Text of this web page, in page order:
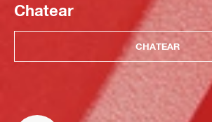
Chatear
CHATEAR